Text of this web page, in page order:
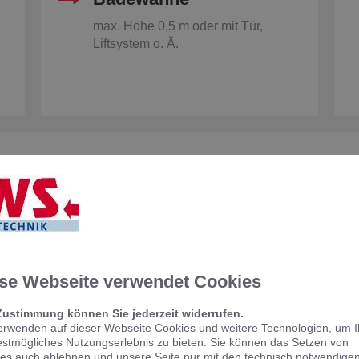
max. Höhe 0,5 m oder mit Tür,
Liftsystem o. Ä.
zur späteren Nachrüstung gegeben sein.
Sanierung und helfen Ihnen, Fördermittel zu
Beratungstermin – wir freuen uns auf Sie!
des barrierereduzierten
Webseite verwendet Cookies
können Sie jederzeit widerrufen.
auf dieser Webseite Cookies und weitere Technologien, um
Nutzungserlebnis zu bieten. Sie können das Setzen von
auch ablehnen und unsere Seite nur mit den technisch notwendigen